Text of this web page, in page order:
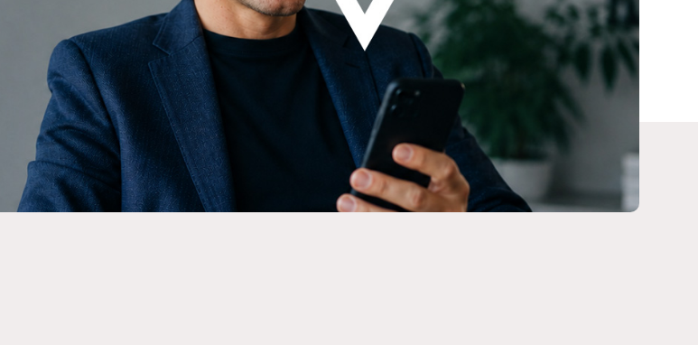
Broker-Vergleich
Zinsvergleich
Ratgeber
Steuern